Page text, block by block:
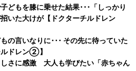
どもを膝に乗せた結果･･･「しっかり
いた大けが【ドクターチルドレン
の言いなりに･･･ その先に待っていた
ドレン②】
さに感激 大人も学びたい「赤ちゃん